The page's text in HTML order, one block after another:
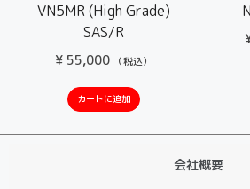
VN5MR (High Grade)
SAS/R
¥ 55,000 （税込）
カートに追加
会社概要